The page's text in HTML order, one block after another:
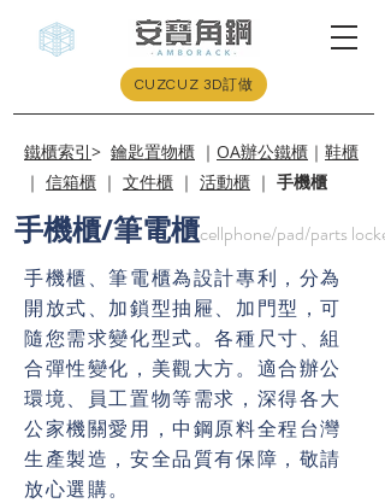
CUZCUZ 3D訂做
鐵櫃索引> 鑰匙置物櫃 ｜ OA辦公鐵櫃 ｜ 鞋櫃
｜ 信箱櫃 ｜ 文件櫃 ｜ 活動櫃 ｜ 手機櫃
手機櫃/筆電櫃cellphone/pad/parts locker
手機櫃、筆電櫃為設計專利，​分為
開放式、加鎖型抽屜、加門型，可
隨您需求變化型式。​各種尺寸、組
合彈性變化，美觀大方。適合辦公
環境、員工置物等需求，深得各大
公家機關愛用，中鋼原料全程台灣
生產製造，安全品質有保障，敬請
放心選購。